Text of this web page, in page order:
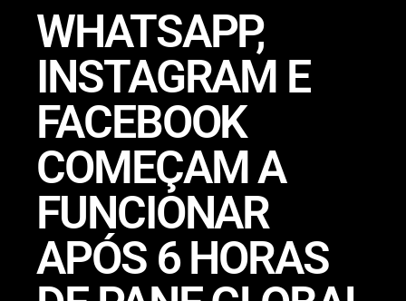
WHATSAPP,
INSTAGRAM E
FACEBOOK
COMEÇAM A
FUNCIONAR
APÓS 6 HORAS